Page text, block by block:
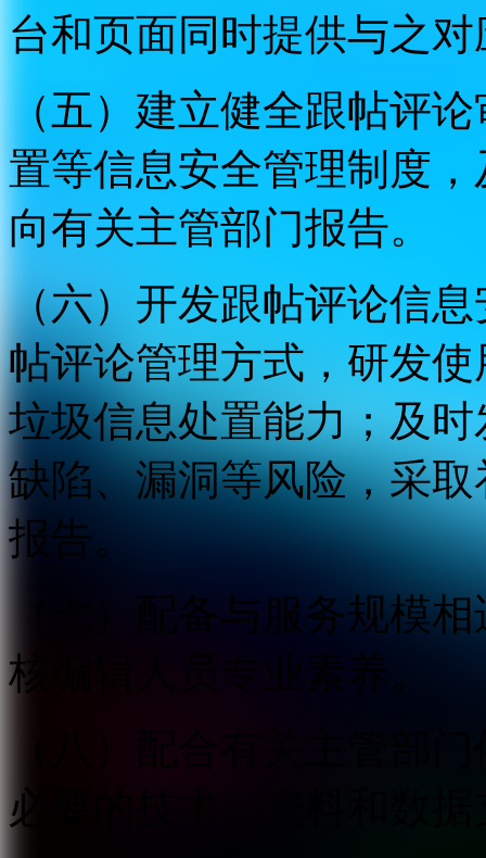
台和页面同时提供与之
（五）建立健全跟帖评
置等信息安全管理制度
向有关主管部门报告。
（六）开发跟帖评论信
帖评论管理方式，研发
垃圾信息处置能力；及
缺陷、漏洞等风险，采
报告。
（七）配备与服务规模
核编辑人员专业素养。
必要的技术、资料和数